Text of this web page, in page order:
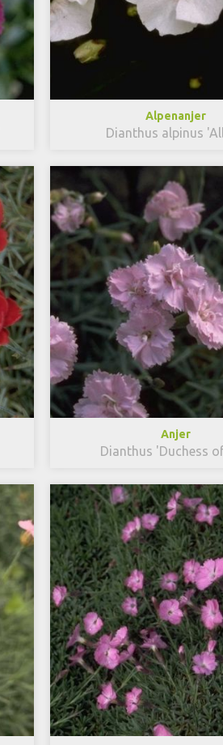
Alpenanjer
Dianthus alpinus
Anjer
Dianthus 'Duchess